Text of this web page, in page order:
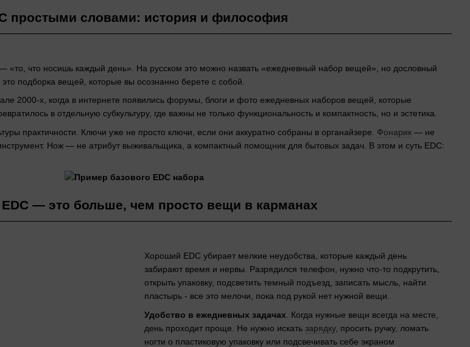
простыми словами: история и философия
«то, что носишь каждый день». На русском это можно назвать «ежедневный набор вещей», но дословный
подборка вещей, которые вы осознанно берете с собой.
2000-х, когда в интернете появились форумы, блоги и фото ежедневных наборов вещей, которые
в отдельную субкультуру, где важны не только функциональность и компактность, но и эстетика.
практичности. Ключи уже не просто ключи, если они аккуратно собраны в органайзере. Фонарик — не
Нож — не атрибут выживальщика, а компактный помощник для бытовых задач. В этом и суть EDC:
— это больше, чем просто вещи в карманах
Хороший EDC убирает мелкие неудобства, которые каждый день
забирают время и нервы. Разрядился телефон, нужно что-то подкрутить,
открыть упаковку, подсветить темный подъезд, записать мысль, найти
пластырь - все это мелочи, пока под рукой нет нужной вещи.
Удобство в ежедневных задачах . Когда нужные вещи всегда на месте,
день проходит проще. Не нужно искать зарядку, просить ручку, ломать
ногти о пластиковую упаковку или подсвечивать себе экраном